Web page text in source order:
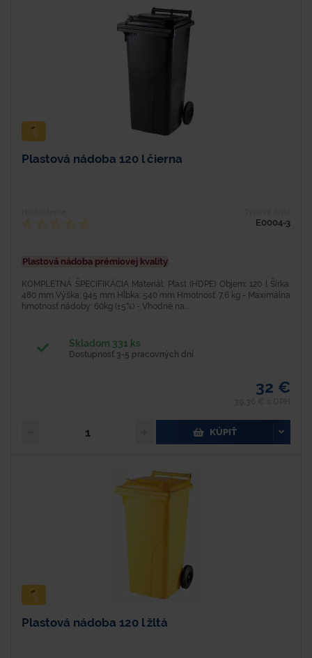
Plastová nádoba 120 l čierna
E0004-3
Plastová nádoba prémiovej kvality
KOMPLETNÁ ŠPECIFIKÁCIA Materiál: Plast (HDPE) Objem: 120 l Šírka:
480 mm Výška: 945 mm Hĺbka: 540 mm Hmotnosť: 7,6 kg - Maximálna
hmotnosť nádoby: 60kg (±5%) - Vhodné na...
Skladom 331 ks
Dostupnosť 3-5 pracovných dní
32 €
KÚPIŤ
Plastová nádoba 120 l žltá